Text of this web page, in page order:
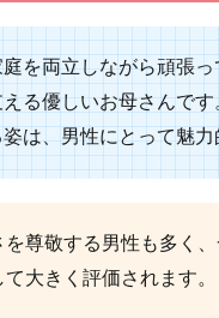
が「浮気をしているかも…」。 そ
と顔が似てるのは、人は似
が似てるというのは本当でしょう
を両立しながら頑張
る優しいお母さんで
は、男性にとって魅力
尊敬する男性も多く
大きく評価されます。